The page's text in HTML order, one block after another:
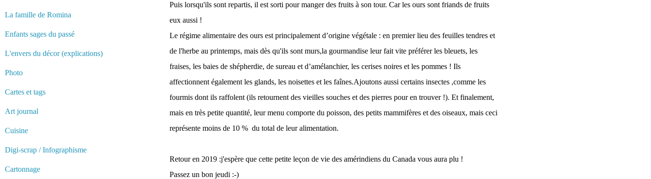
La famille de Romina
Enfants sages du passé
L'envers du décor (explications)
Photo
Cartes et tags
Art journal
Cuisine
Digi-scrap / Infographisme
Cartonnage
Puis lorsqu'ils sont repartis, il est sorti pour manger des fruits à son tour. Car les ours sont friands de fruits
eux aussi !
Le régime alimentaire des ours est principalement d’origine végétale : en premier lieu des feuilles tendres et
de l'herbe au printemps, mais dès qu'ils sont murs,la gourmandise leur fait vite préférer les bleuets, les
fraises, les baies de shépherdie, de sureau et d’amélanchier, les cerises noires et les pommes ! Ils
affectionnent également les glands, les noisettes et les faînes.Ajoutons aussi certains insectes ,comme les
fourmis dont ils raffolent (ils retournent des vieilles souches et des pierres pour en trouver !). Et finalement,
mais en très petite quantité, leur menu comporte du poisson, des petits mammifères et des oiseaux, mais ceci
représente moins de 10 % du total de leur alimentation.
Retour en 2019 :j'espère que cette petite leçon de vie des amérindiens du Canada vous aura plu !
Passez un bon jeudi :-)